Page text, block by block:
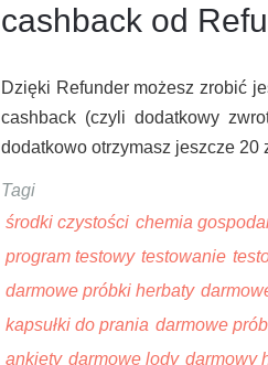
cashback od
Dzięki Refunder możesz zrobić
cashback (czyli dodatkowy
dodatkowo otrzymasz jeszcze 20
Tagi
środki czystości chemia
program testowy testowanie
darmowe próbki herbaty
kapsułki do prania darmowe
ankiety darmowe lody darmowy